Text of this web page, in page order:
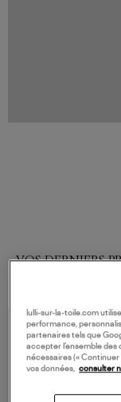
VOS DERNIERS
lulli-sur-la-toile.com
performance,
partenaires tels que
accepter l’ensemble des
nécessaires (« Continuer
vos données, consulter